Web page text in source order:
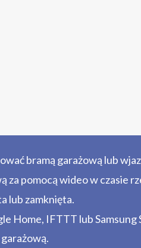
bramą garażową lub
za pomocą wideo w czasie
lub zamknięta.
Home, IFTTT lub